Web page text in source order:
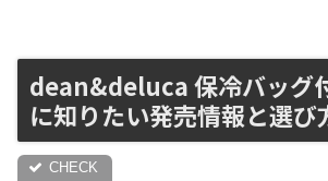
dean&deluca 保冷バッグ
に知りたい発売情報と選び